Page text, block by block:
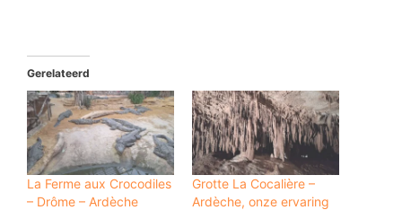
Gerelateerd
La Ferme aux Crocodiles
– Drôme – Ardèche
Grotte La Cocalière –
Ardèche, onze ervaring